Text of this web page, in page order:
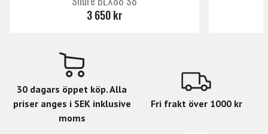
3 650 kr
30 dagars öppet köp. Alla
priser anges i SEK inklusive
moms
Fri frakt över 1000 kr